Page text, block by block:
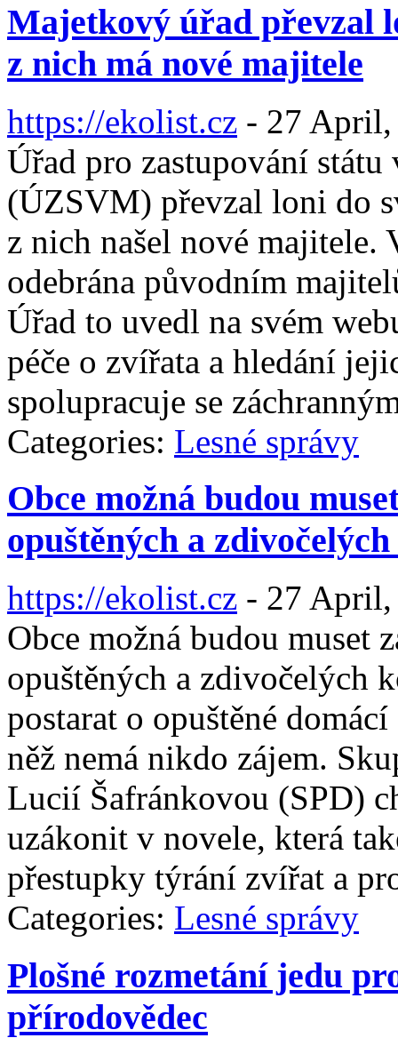
Majetkový úřad převzal
z nich má nové majitele
https://ekolist.cz - 27 April,
Úřad pro zastupování
(ÚZSVM) převzal loni do
z nich našel nové majitele.
odebrána původním
Úřad to uvedl na svém
péče o zvířata a hledání
spolupracuje se
Categories: Lesné správy
Obce možná budou
opuštěných a
https://ekolist.cz - 27 April,
Obce možná budou muset
opuštěných a zdivočelých
postarat o opuštěné
něž nemá nikdo zájem.
Lucií Šafránkovou (SPD)
uzákonit v novele, která
přestupky týrání zvířat a
Categories: Lesné správy
Plošné rozmetání jedu
přírodovědec